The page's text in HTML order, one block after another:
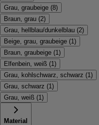
Grau, graubeige (8)
Braun, grau (2)
Grau, hellblau/dunkelblau (2)
Beige, grau, graubeige (1 )
Braun, graubeige (1 )
Elfenbein, weiß (1 )
Grau, kohlschwarz, schwarz (1 )
Grau, schwarz (1 )
Grau, weiß (1 )
Material